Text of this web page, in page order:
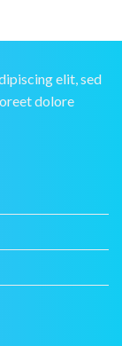
elit, sed
dolore